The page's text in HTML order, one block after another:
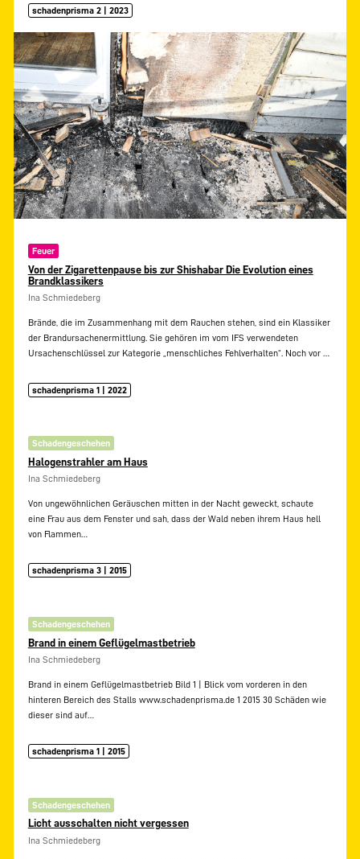
schadenprisma 2 | 2023
Feuer
Von der Zigarettenpause bis zur Shishabar Die Evolution eines
Brandklassikers
Ina Schmiedeberg
Brände, die im Zusammenhang mit dem Rauchen stehen, sind ein Klassiker
der Brandursachenermittlung. Sie gehören im vom IFS verwendeten
Ursachenschlüssel zur Kategorie „menschliches Fehlverhalten“. Noch vor
schadenprisma 1 | 2022
Schadengeschehen
Halogenstrahler am Haus
Ina Schmiedeberg
Von ungewöhnlichen Geräuschen mitten in der Nacht geweckt, schaute
eine Frau aus dem Fenster und sah, dass der Wald neben ihrem Haus hell
von Flammen…
schadenprisma 3 | 2015
Schadengeschehen
Brand in einem Geflügelmastbetrieb
Ina Schmiedeberg
Brand in einem Geflügelmastbetrieb Bild 1 | Blick vom vorderen in den
hinteren Bereich des Stalls www.schadenprisma.de 1 2015 30 Schäden wie
dieser sind auf…
schadenprisma 1 | 2015
Schadengeschehen
Licht ausschalten nicht vergessen
Ina Schmiedeberg